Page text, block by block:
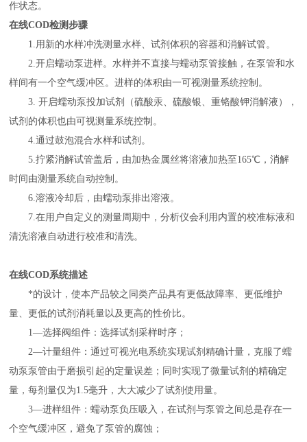
作状态。
在线COD检测步骤
1.用新的水样冲洗测量水样、试剂体积的容器和消解试管。
2.开启蠕动泵进样。水样并不直接与蠕动泵管接触，在泵管和水
样间有一个空气缓冲区。进样的体积由一可视测量系统控制。
3. 开启蠕动泵投加试剂（硫酸汞、硫酸银、重铬酸钾消解液），
试剂的体积也由可视测量系统控制。
4.通过鼓泡混合水样和试剂。
5.拧紧消解试管盖后，由加热金属丝将溶液加热至165℃，消解
时间由测量系统自动控制。
6.溶液冷却后，由蠕动泵排出溶液。
7.在用户自定义的测量周期中，分析仪会利用内置的校准标液和
清洗溶液自动进行校准和清洗。
在线COD系统描述
*的设计，使本产品较之同类产品具有更低故障率、更低维护
量、更低的试剂消耗量以及更高的性价比。
1—选择阀组件：选择试剂采样时序；
2—计量组件：通过可视光电系统实现试剂精确计量，克服了蠕
动泵泵管由于磨损引起的定量误差；同时实现了微量试剂的精确定
量，每剂量仅为1.5毫升，大大减少了试剂使用量。
3—进样组件：蠕动泵负压吸入，在试剂与泵管之间总是存在一
个空气缓冲区，避免了泵管的腐蚀；